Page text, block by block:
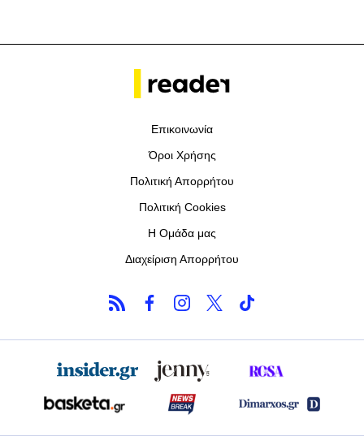
Επικοινωνία
Όροι Χρήσης
Πολιτική Απορρήτου
Πολιτική Cookies
Η Ομάδα μας
Διαχείριση Απορρήτου